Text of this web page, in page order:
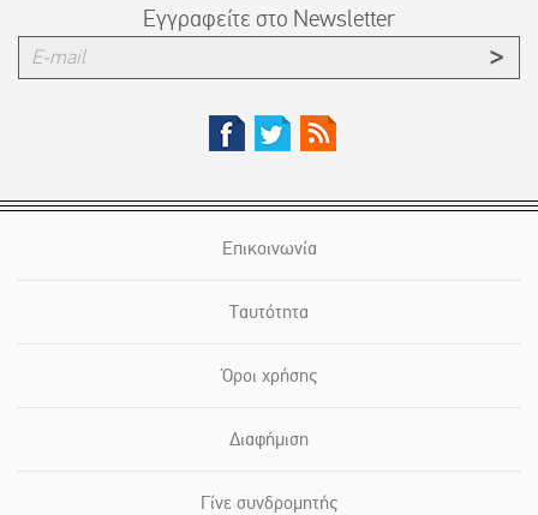
Εγγραφείτε στο Newsletter
Επικοινωνία
Ταυτότητα
Όροι χρήσης
Διαφήμιση
Γίνε συνδρομητής